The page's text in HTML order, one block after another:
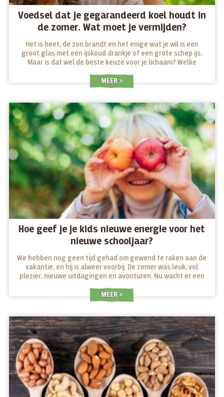
Voedsel dat je gegarandeerd koel houdt in
de zomer. Wat moet je vermijden?
Het is heet, de zon brandt en het enige wat je wil is een
groot glas met een ijskoud drankje of een grote schep ijs.
Maar is dat wel de beste keuze voor je lichaam? Welke
moeten we vermijden?
MEER
Hoe geef je je kids nieuwe energie voor het
nieuwe schooljaar?
We hebben nog geen tijd gehad om gewend te raken aan de
vakantie, en hij is alweer voorbij. De zomer was leuk, vol
plezier, nieuwe uitdagingen en avonturen. Nu wacht er een
energie op school en welke maken ze moe?
MEER